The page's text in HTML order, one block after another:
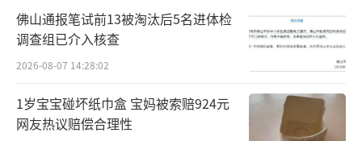
佛山通报笔试前13被淘汰后5名进体检
调查组已介入核查
2026-08-07 14:28:02
1岁宝宝碰坏纸巾盒 宝妈被索赔924元
网友热议赔偿合理性